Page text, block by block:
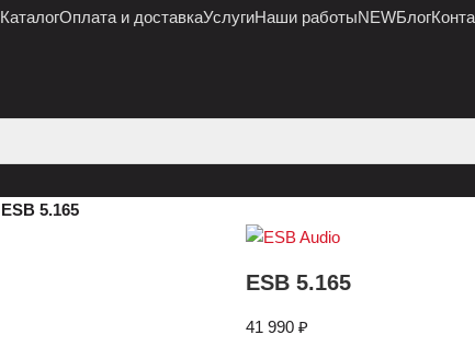
КаталогОплата и доставкаУслугиНаши работыNEWБлог
ESB 5.165
ESB 5.165
41 990 ₽